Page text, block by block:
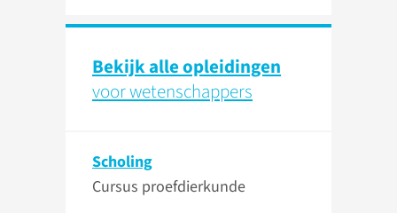
Bekijk alle opleidingen
voor wetenschappers
Scholing
Cursus proefdierkunde